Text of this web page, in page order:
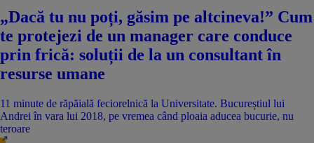
„Dacă tu nu poți, găsim pe altcineva!” Cum
te protejezi de un manager care conduce
prin frică: soluții de la un consultant în
resurse umane
11 minute de răpăială feciorelnică la Universitate. Bucureștiul lui
Andrei în vara lui 2018, pe vremea când ploaia aducea bucurie, nu
teroare